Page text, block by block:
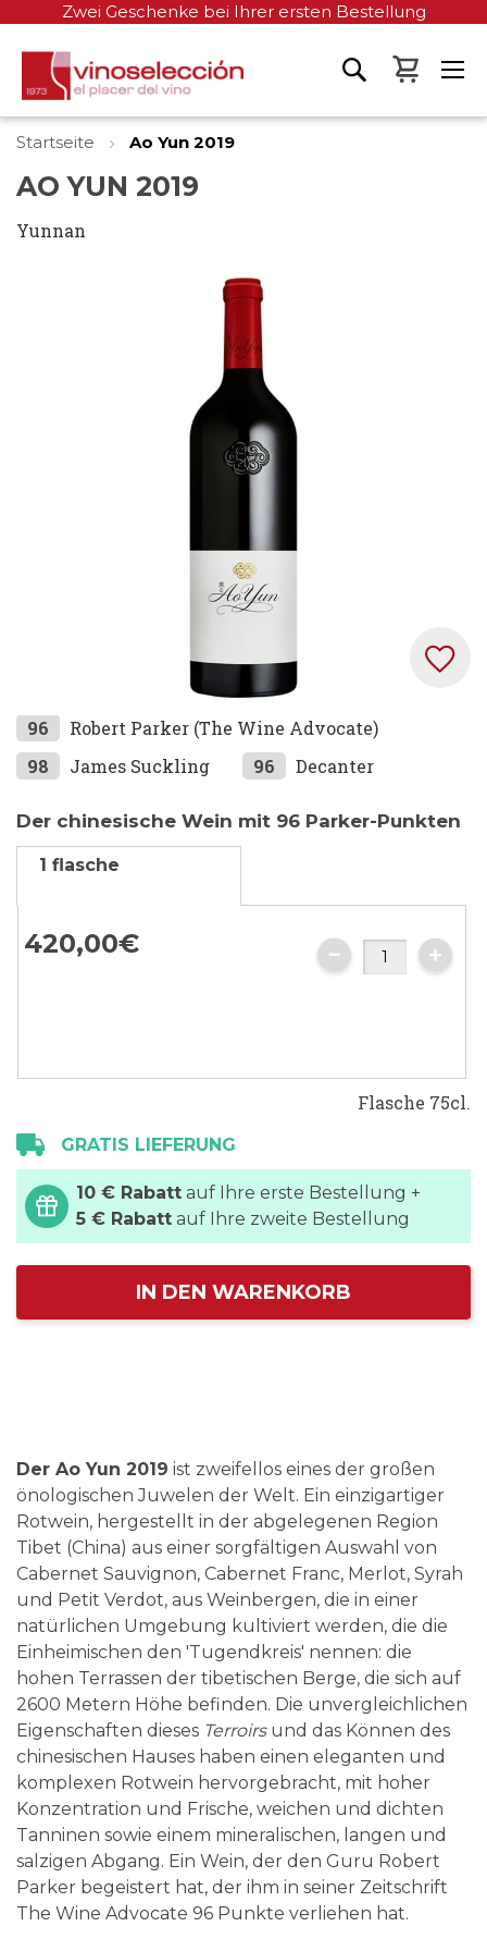
Zwei Geschenke bei Ihrer ersten Bestellung
Mein
Startseite Ao Yun 2019
AO YUN 2019
Yunnan
Zum
Anfang
der
springen
96
Robert Parker (The Wine Advocate)
98
James Suckling 96 Decanter
Der chinesische Wein mit 96 Parker-Punkten
1 flasche
420,00€
Flasche 75cl.
GRATIS LIEFERUNG
10 € Rabatt auf Ihre erste Bestellung +
5 € Rabatt auf Ihre zweite Bestellung
IN DEN WARENKORB
Der Ao Yun 2019 ist zweifellos eines der großen
önologischen Juwelen der Welt. Ein einzigartiger
Rotwein, hergestellt in der abgelegenen Region
Tibet (China) aus einer sorgfältigen Auswahl von
Cabernet Sauvignon, Cabernet Franc, Merlot, Syrah
und Petit Verdot, aus Weinbergen, die in einer
natürlichen Umgebung kultiviert werden, die die
Einheimischen den 'Tugendkreis' nennen: die
hohen Terrassen der tibetischen Berge, die sich auf
2600 Metern Höhe befinden. Die unvergleichlichen
Eigenschaften dieses Terroirsund das Können des
chinesischen Hauses haben einen eleganten und
komplexen Rotwein hervorgebracht, mit hoher
Konzentration und Frische, weichen und dichten
Tanninen sowie einem mineralischen, langen und
salzigen Abgang. Ein Wein, der den Guru Robert
Parker begeistert hat, der ihm in seiner Zeitschrift
The Wine Advocate 96 Punkte verliehen hat.